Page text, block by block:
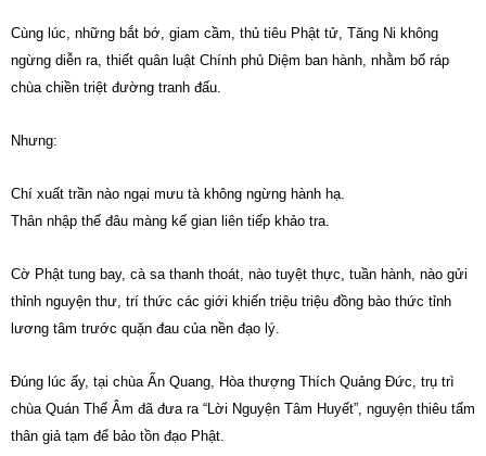
Cùng lúc, những bắt bớ, giam cầm, thủ tiêu Phật tử, Tăng Ni không
ngừng diễn ra, thiết quân luật Chính phủ Diệm ban hành, nhằm bố ráp
chùa chiền triệt đường tranh đấu.
Nhưng:
Chí xuất trần nào ngại mưu tà không ngừng hành hạ.
Thân nhập thế đâu màng kế gian liên tiếp khảo tra.
Cờ Phật tung bay, cà sa thanh thoát, nào tuyệt thực, tuần hành, nào gửi
thỉnh nguyện thư, trí thức các giới khiến triệu triệu đồng bào thức tỉnh
lương tâm trước quặn đau của nền đạo lý.
Đúng lúc ấy, tại chùa Ấn Quang, Hòa thượng Thích Quảng Đức, trụ trì
chùa Quán Thế Âm đã đưa ra “Lời Nguyện Tâm Huyết”, nguyện thiêu tấm
thân giả tạm để bảo tồn đạo Phật.